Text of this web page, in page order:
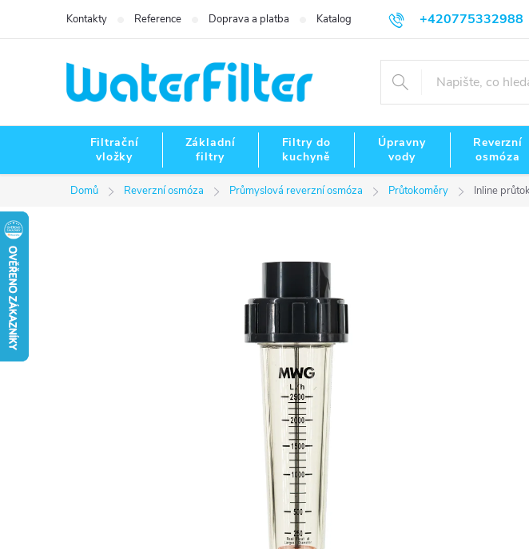
+420775332988
Kontakty Reference Doprava a platba Katalog
Filtrační
vložky
Základní
filtry
Filtry do
kuchyně
Úpravny
vody
Reverzní
osmóza
Domů Reverzní osmóza Průmyslová reverzní osmóza Průtokoměry Inline